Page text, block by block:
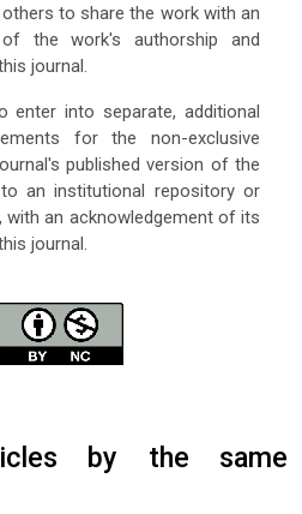
to share the work with an
of the work's authorship and
journal.
enter into separate, additional
for the non-exclusive
published version of the
an institutional repository or
with an acknowledgement of its
journal.
by the same